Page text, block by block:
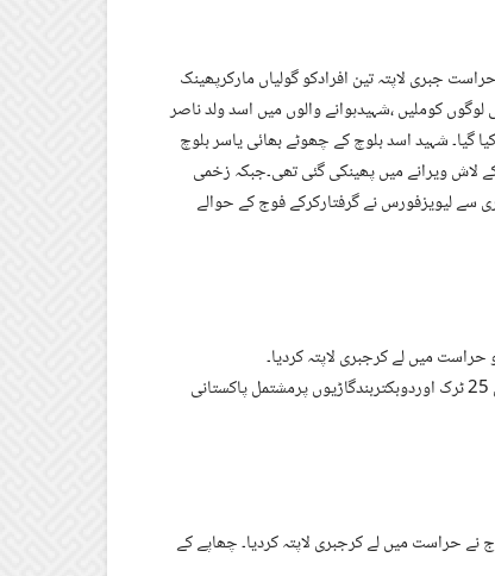
جبری لاپتہ تین افرادکو گولیاں مارکرپھینک
کوملیں ،شہیدہوانے والوں میں اسد ولد ناصر
بعد جبری لاپتہ کیا گیا۔ شہید اسد بلوچ کے چھوٹے بھائی یاسر بلوچ
کرنے کے بعد 8 مارچ 2011 کو اسے شہید کرکے لاش ویرانے میں پھینکی گئی تھی۔جبکہ زخمی
جون 2019 کوخضدار کے علاقے زہری سے لیویزفورس نے گرفتارکرکے فوج کے حوالے
میں لے کرجبری لاپتہ کردیا۔
⁃کیچ کے علاقے کولواہ میں سگک اور بلورنامی گاؤں سے متصل پہاڑی سلسلے میں 25 ٹرک اوردوبکتربندگاڑیوں پرمشتمل پاکستانی
حراست میں لے کرجبری لاپتہ کردیا۔ چھاپے کے